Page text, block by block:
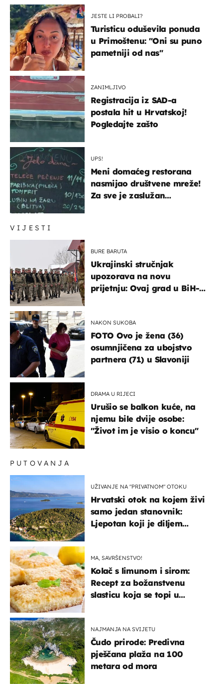
VIJESTI
BURE BARUTA
Ukrajinski stručnjak
upozorava na novu
prijetnju: Ovaj grad u BiH-u
NAKON SUKOBA
FOTO Ovo je žena (36)
osumnjičena za ubojstvo
partnera (71) u Slavoniji
DRAMA U RIJECI
Urušio se balkon kuće, na
njemu bile dvije osobe:
"Život im je visio o koncu"
JESTE LI PROBALI?
Turisticu oduševila ponuda
u Primoštenu: "Oni su puno
pametniji od nas"
ZANIMLJIVO
Registracija iz SAD-a
postala hit u Hrvatskoj!
Pogledajte zašto
UPS!
Meni domaćeg restorana
nasmijao društvene mreže!
Za sve je zaslužan
PUTOVANJA
UŽIVANJE NA "PRIVATNOM" OTOKU
Hrvatski otok na kojem živi
samo jedan stanovnik:
Ljepotan koji je diljem
MA, SAVRŠENSTVO!
Kolač s limunom i sirom:
Recept za božanstvenu
slasticu koja se topi u
NAJMANJA NA SVIJETU
Čudo prirode: Predivna
pješčana plaža na 100
metara od mora